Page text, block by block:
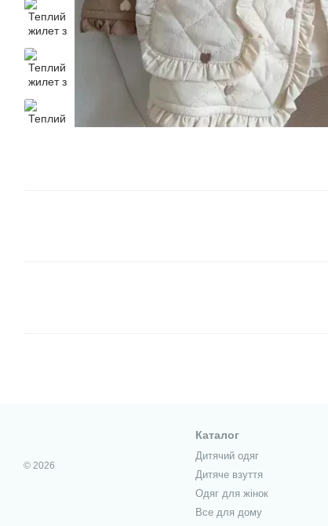
© 2026
Каталог
Дитячий одяг
Дитяче взуття
Одяг для жінок
Все для дому